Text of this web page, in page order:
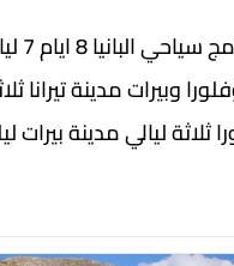
وبيرات مدينة تيرانا
ثلاثة ليالي مدينة بيرات